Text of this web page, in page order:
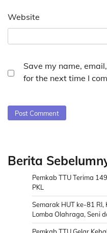
Website
Save my name,
for the next time I
Berita
Pemkab TTU Terima
PKL
Semarak HUT ke-81
Lomba Olahraga, Seni